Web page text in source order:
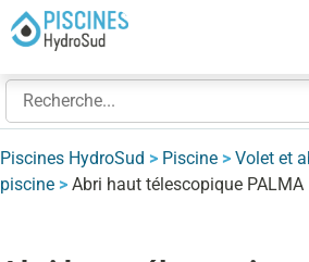
Piscines HydroSud > Piscine > Volet et
piscine > Abri haut télescopique PALMA